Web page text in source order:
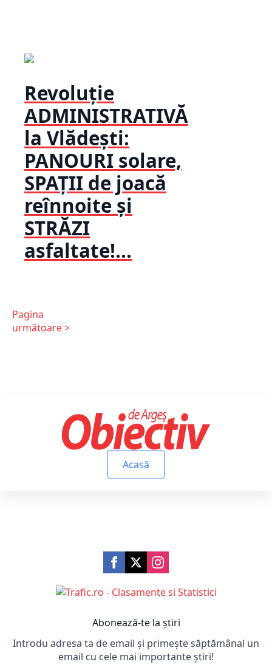
Revoluție
ADMINISTRATIVĂ
la Vlădești:
PANOURI solare,
SPAȚII de joacă
reînnoite și
STRĂZI
asfaltate!...
Pagina
următoare >
Acasă
Abonează-te la știri
Introdu adresa ta de email și primește săptămânal un
email cu cele mai importante știri!